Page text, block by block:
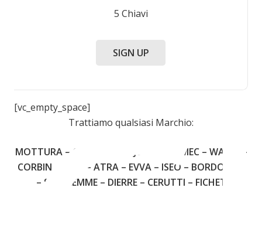
5 Chiavi
SIGN UP
[vc_empty_space]
Trattiamo qualsiasi Marchio:
MOTTURA – CISA – FIAM – JUWEL – OMEC – WALLY –
CORBIN – YALE – ATRA – EVVA – ISEO – BORDOGNA
– SECUREMME – DIERRE – CERUTTI – FICHET